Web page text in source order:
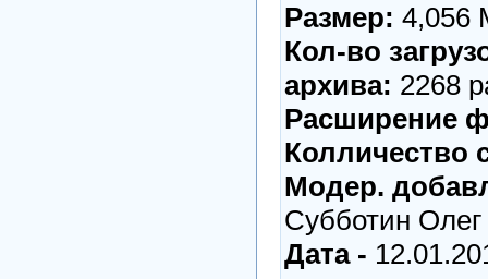
Размер: 4,056
Кол-во
архива: 2268
Расширение
Колличество
Модер.
Субботин Олег
Дата -